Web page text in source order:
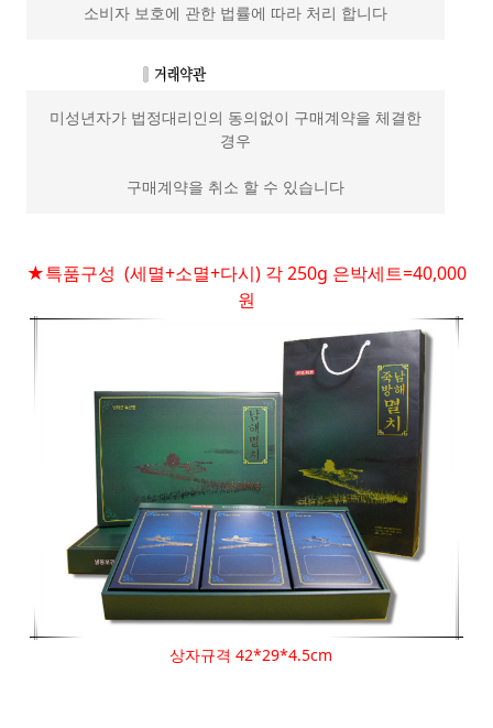
소비자 보호에 관한 법률에 따라 처리 합니다
미성년자가 법정대리인의 동의없이 구매계약을 체결한
경우
구매계약을 취소 할 수 있습니다
★특품구성 (세멸+소멸+다시) 각 250g 은박세트=40,000
원
상자규격 42*29*4.5cm